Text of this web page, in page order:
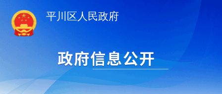
平川区人民政府